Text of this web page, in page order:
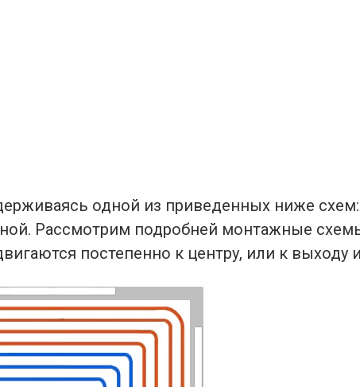
одной из приведенных ниже схем:
Рассмотрим подробней монтажные
постепенно к центру, или к выходу